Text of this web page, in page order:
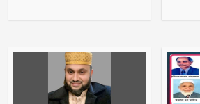
ফখরুল
গোপালগঞ্জে
লীগের ১৫ নেতার